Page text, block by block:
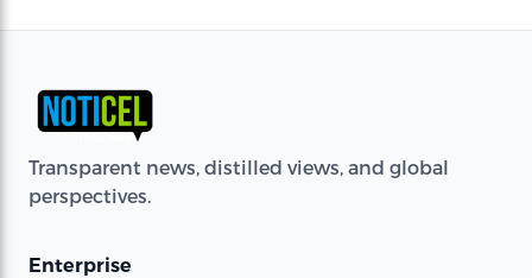
Transparent news, distilled views, and global
perspectives.
Enterprise